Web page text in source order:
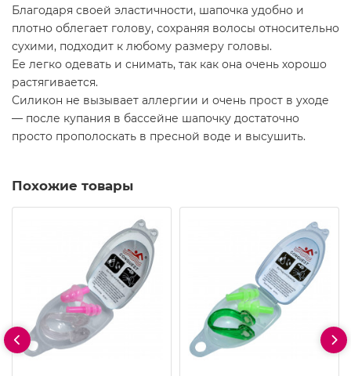
Благодаря своей эластичности, шапочка удобно и
плотно облегает голову, сохраняя волосы относительно
сухими, подходит к любому размеру головы.
Ее легко одевать и снимать, так как она очень хорошо
растягивается.
Силикон не вызывает аллергии и очень прост в уходе
— после купания в бассейне шапочку достаточно
просто прополоскать в пресной воде и высушить.
Похожие товары